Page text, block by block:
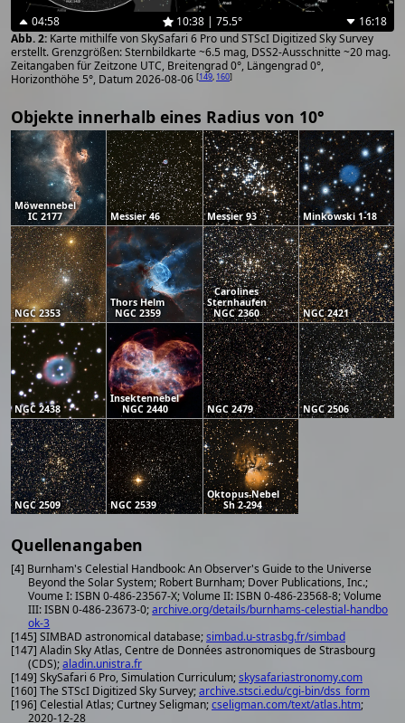
04:58 10:38 | 75.5°
16:18
Karte mithilfe von SkySafari 6 Pro und STScI Digitized Sky Survey
erstellt. Grenzgrößen: Sternbildkarte ~6.5 mag, DSS2-Ausschnitte ~20 mag.
Zeitangaben für Zeitzone UTC, Breitengrad 0°, Längengrad 0°,
Horizonthöhe 5°, Datum 2026-08-06 [149, 160]
Objekte innerhalb eines Radius von 10°
Möwennebel
IC 2177
Messier 46 Messier 93 Minkowski 1-18
NGC 2353
Thors Helm
NGC 2359
Carolines
Sternhaufen
NGC 2360
NGC 2421
NGC 2438
Insektennebel
NGC 2440
NGC 2479 NGC 2506
NGC 2509 NGC 2539
Oktopus-Nebel
Sh 2-294
Quellenangaben
[4] Burnham's Celestial Handbook: An Observer's Guide to the Universe
Beyond the Solar System; Robert Burnham; Dover Publications, Inc.;
Voume I: ISBN 0-486-23567-X; Volume II: ISBN 0-486-23568-8; Volume
III: ISBN 0-486-23673-0;archive.org/details/burnhams-celestial-handbo
ok-3
[145] SIMBAD astronomical database;simbad.u-strasbg.fr/simbad
[147] Aladin Sky Atlas, Centre de Données astronomiques de Strasbourg
(CDS);aladin.unistra.fr
[149] SkySafari 6 Pro, Simulation Curriculum;skysafariastronomy.com
[160] The STScI Digitized Sky Survey;archive.stsci.edu/cgi-bin/dss_form
[196] Celestial Atlas; Curtney Seligman;cseligman.com/text/atlas.htm;
2020-12-28